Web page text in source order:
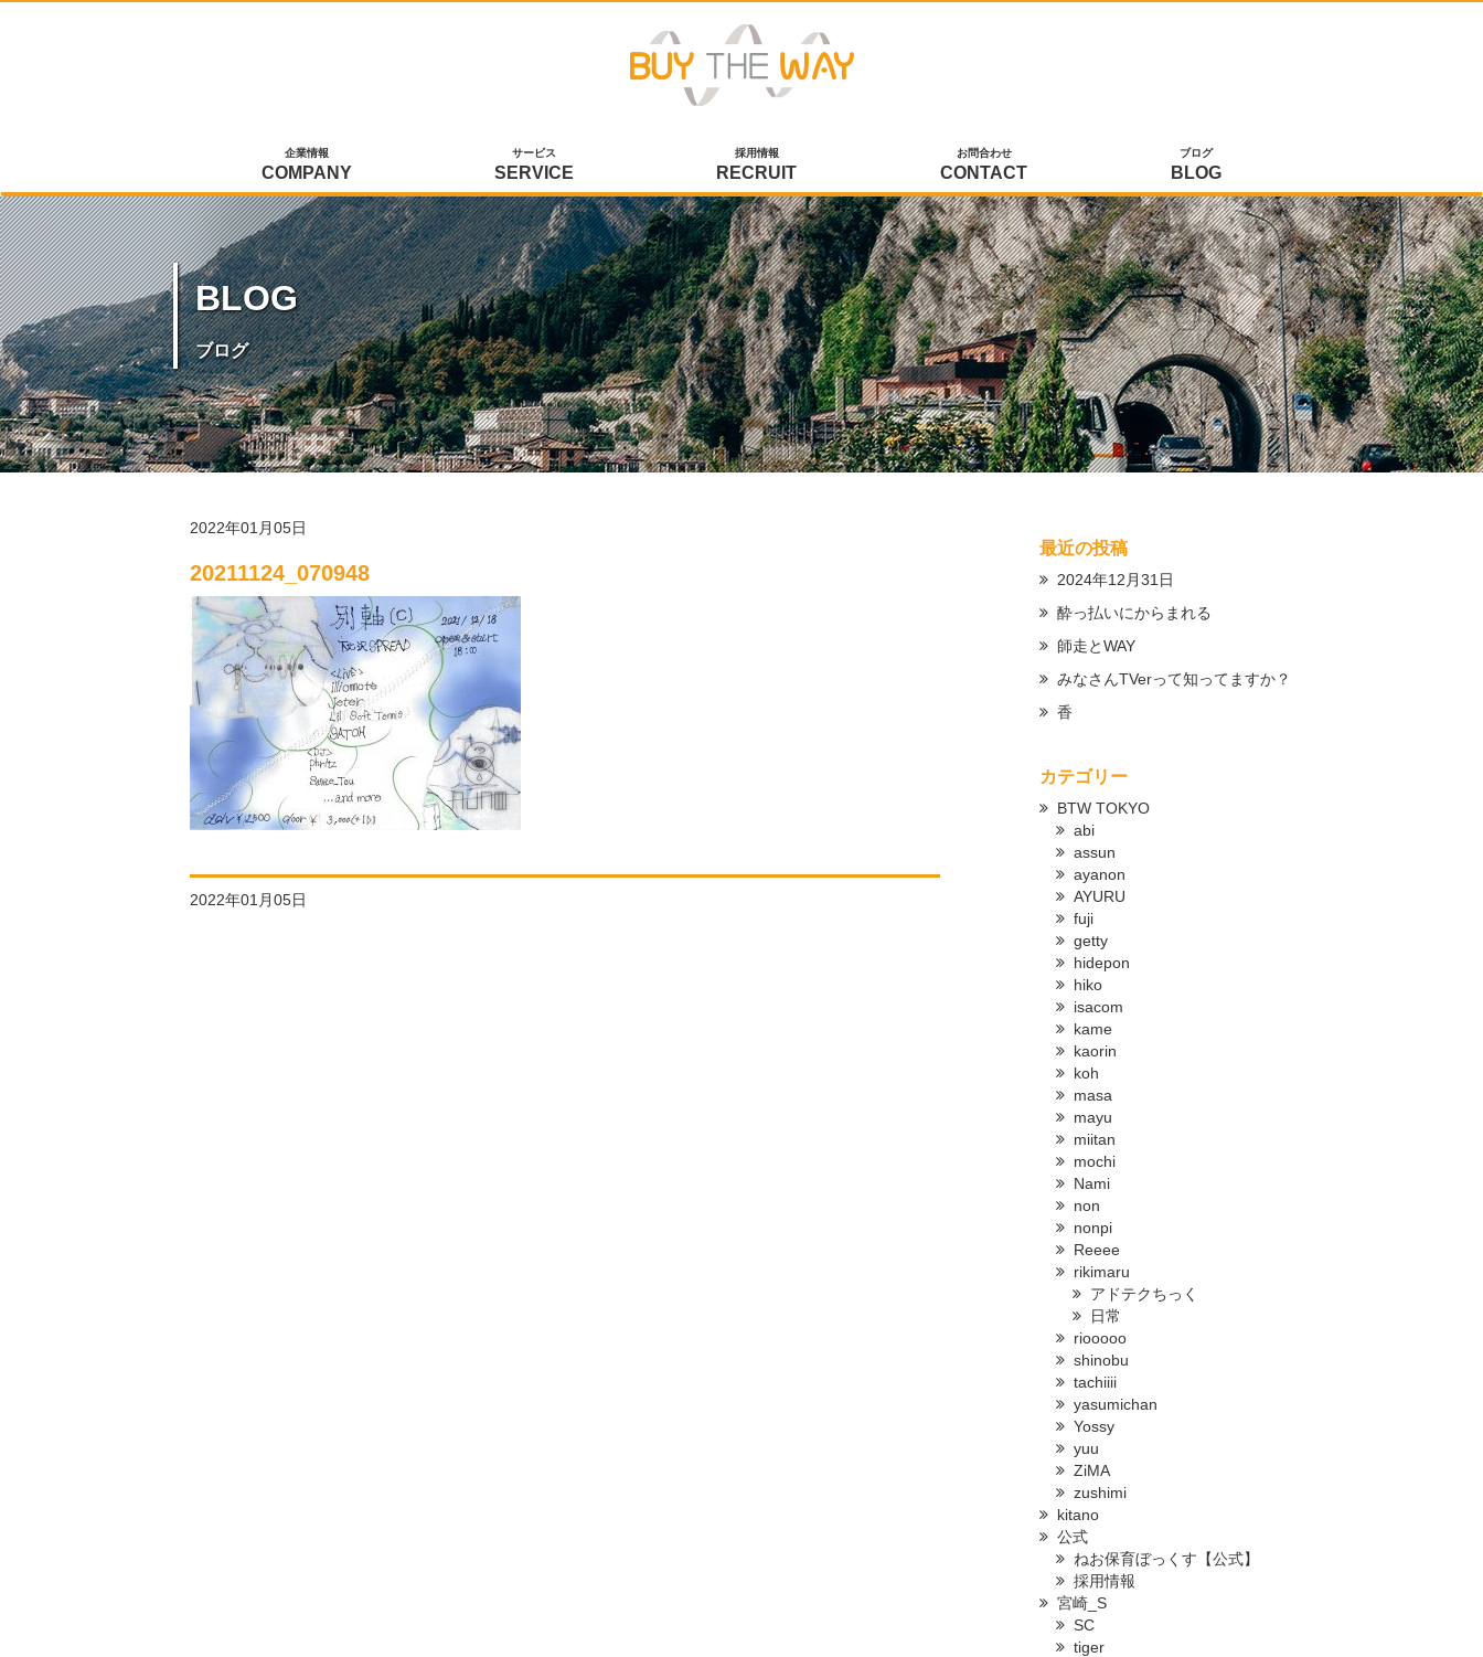
企業情報
COMPANY
サービス
SERVICE
採用情報
RECRUIT
お問合わせ
CONTACT
ブログ
BLOG
BLOG
ブログ
2022年01月05日
20211124_070948
2022年01月05日
最近の投稿
2024年12月31日
酔っ払いにからまれる
師走とWAY
みなさんTVerって知ってますか？
香
カテゴリー
BTW TOKYO
abi
assun
ayanon
AYURU
fuji
getty
hidepon
hiko
isacom
kame
kaorin
koh
masa
mayu
miitan
mochi
Nami
non
nonpi
Reeee
rikimaru
アドテクちっく
日常
riooooo
shinobu
tachiiii
yasumichan
Yossy
yuu
ZiMA
zushimi
kitano
公式
ねお保育ぼっくす【公式】
採用情報
宮崎_S
SC
tiger